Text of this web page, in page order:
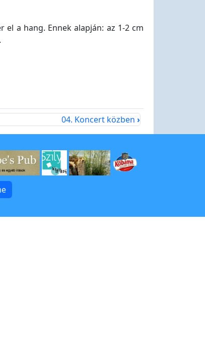
a hang. Ennek alapján: az 1-2 cm
04. Koncert közben ›